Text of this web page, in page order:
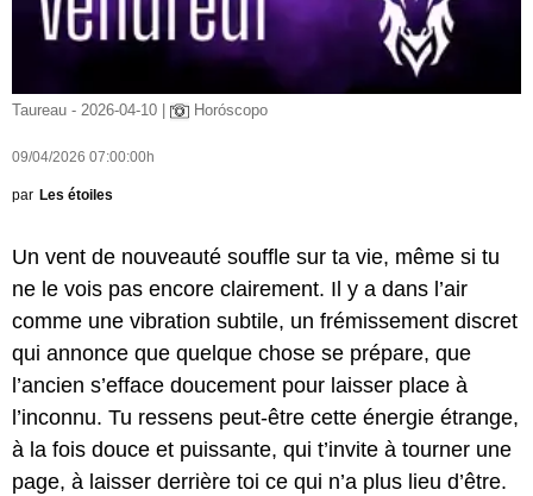
Taureau - 2026-04-10 | Horóscopo
09/04/2026 07:00:00h
par Les étoiles
Un vent de nouveauté souffle sur ta vie, même si tu
ne le vois pas encore clairement. Il y a dans l’air
comme une vibration subtile, un frémissement discret
qui annonce que quelque chose se prépare, que
l’ancien s’efface doucement pour laisser place à
l’inconnu. Tu ressens peut-être cette énergie étrange,
à la fois douce et puissante, qui t’invite à tourner une
page, à laisser derrière toi ce qui n’a plus lieu d’être.